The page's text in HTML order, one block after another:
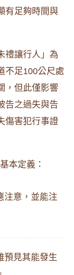
有足夠時間與
禮讓行人」為
不足100公尺處
，但此僅影響
告之過失與告
傷害犯行事證
本定義：
注意，並能注
預見其能發生